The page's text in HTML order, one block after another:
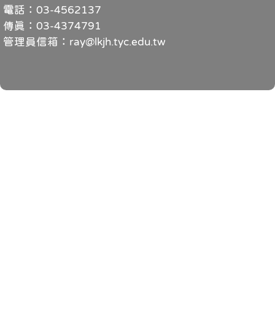
電話：03-4562137
傳真：03-4374791
管理員信箱：ray@lkjh.tyc.edu.tw